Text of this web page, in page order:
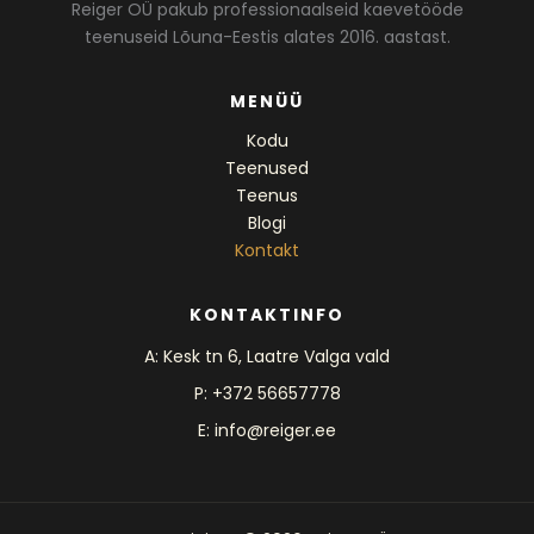
Reiger OÜ pakub professionaalseid kaevetööde
teenuseid Lõuna-Eestis alates 2016. aastast.
MENÜÜ
Kodu
Teenused
Teenus
Blogi
Kontakt
KONTAKTINFO
A: Kesk tn 6, Laatre Valga vald
P: +372 56657778
E: info@reiger.ee